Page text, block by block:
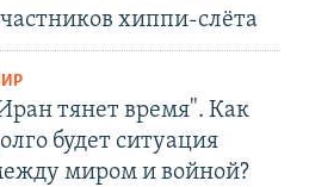
хиппи-слёта
тянет время". Как
будет ситуация
миром и войной?